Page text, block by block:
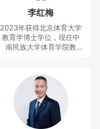
李红梅
2023年获得北京体育大学
教育学博士学位，现任中
南民族大学体育学院教
向。曾获得教学竞赛一等
奖，主持及参与完成科技
部重大专项1项和省部级项
目4项，发表SSCI、CSSC
I、SCI等论文10余篇。